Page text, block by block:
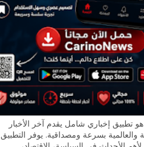
CarinoNews هو تطبيق إخباري شامل يقدم آخر الأخبار
والعالمية بسرعة ومصداقية. يوفر التطبيق